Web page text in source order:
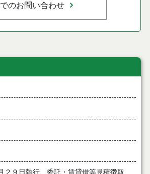
のお問い合わせ
２９日執行 委託・賃貸借等見積徴取